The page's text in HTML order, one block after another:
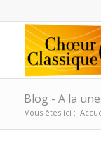
Blog - A la une
Vous êtes ici :